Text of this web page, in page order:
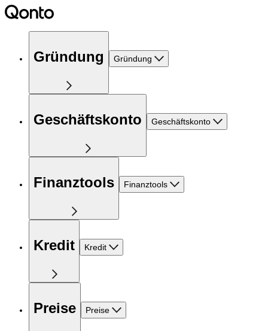
Gründung Gründung
Geschäftskonto Geschäftskonto
Finanztools Finanztools
Kredit Kredit
Preise Preise